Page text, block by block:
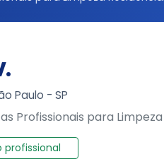
Paulo - SP
Profissionais para
profissional